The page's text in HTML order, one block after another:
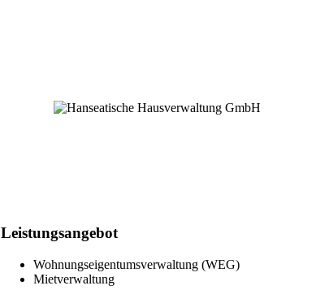
Leistungsangebot
Wohnungseigentumsverwaltung (WEG)
Mietverwaltung